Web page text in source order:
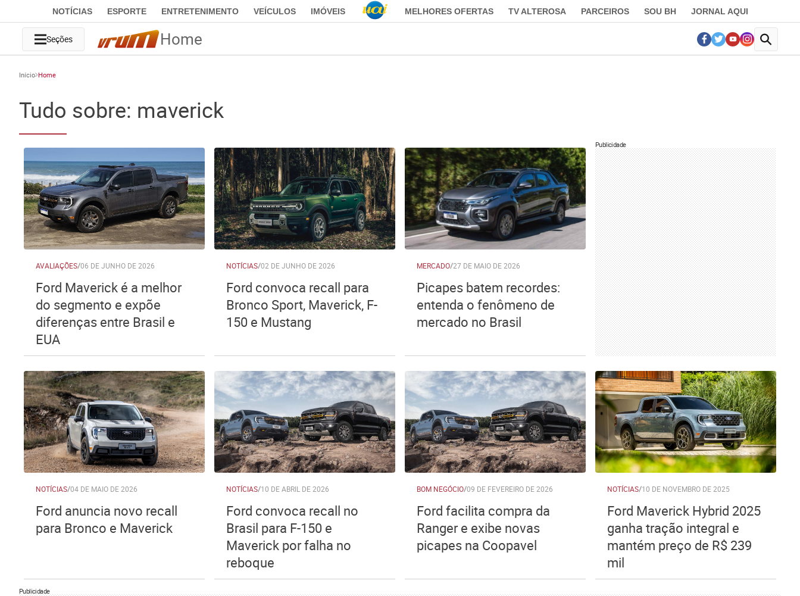
NOTÍCIAS ESPORTE ENTRETENIMENTO VEÍCULOS IMÓVEIS MELHORES OFERTAS TV ALTEROSA PARCEIROS SOU BH JORNAL AQUI
Seções Home
Início Home
Tudo sobre: maverick
AVALIAÇÕES/06 DE JUNHO DE 2026
Ford Maverick é a melhor
do segmento e expõe
diferenças entre Brasil e
EUA
NOTÍCIAS/02 DE JUNHO DE 2026
Ford convoca recall para
Bronco Sport, Maverick, F-
150 e Mustang
MERCADO/27 DE MAIO DE 2026
Picapes batem recordes:
entenda o fenômeno de
mercado no Brasil
Publicidade
NOTÍCIAS/04 DE MAIO DE 2026
Ford anuncia novo recall
para Bronco e Maverick
NOTÍCIAS/10 DE ABRIL DE 2026
Ford convoca recall no
Brasil para F-150 e
Maverick por falha no
reboque
BOM NEGÓCIO/09 DE FEVEREIRO DE 2026
Ford facilita compra da
Ranger e exibe novas
picapes na Coopavel
NOTÍCIAS/10 DE NOVEMBRO DE 2025
Ford Maverick Hybrid 2025
ganha tração integral e
mantém preço de R$ 239
mil
Publicidade